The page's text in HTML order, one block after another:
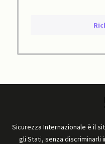
Sicurezza Internazionale è il
gli Stati, senza discriminarli